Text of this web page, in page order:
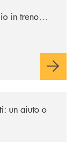
in treno…
un aiuto o